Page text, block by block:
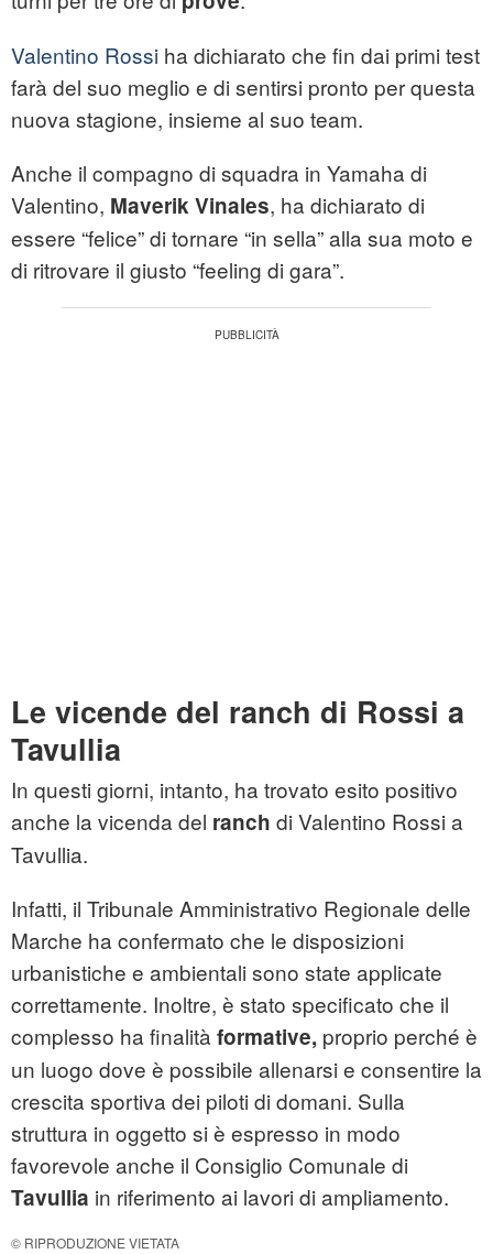
Valentino Rossi ha dichiarato che fin dai primi test
farà del suo meglio e di sentirsi pronto per questa
nuova stagione, insieme al suo team.
Anche il compagno di squadra in Yamaha di
Valentino, Maverik Vinales, ha dichiarato di
essere “felice” di tornare “in sella” alla sua moto e
di ritrovare il giusto “feeling di gara”.
Le vicende del ranch di Rossi a
Tavullia
In questi giorni, intanto, ha trovato esito positivo
anche la vicenda del ranch di Valentino Rossi a
Tavullia.
Infatti, il Tribunale Amministrativo Regionale delle
Marche ha confermato che le disposizioni
urbanistiche e ambientali sono state applicate
correttamente. Inoltre, è stato specificato che il
complesso ha finalità formative, proprio perché è
un luogo dove è possibile allenarsi e consentire la
crescita sportiva dei piloti di domani. Sulla
struttura in oggetto si è espresso in modo
favorevole anche il Consiglio Comunale di
Tavullia in riferimento ai lavori di ampliamento.
© RIPRODUZIONE VIETATA